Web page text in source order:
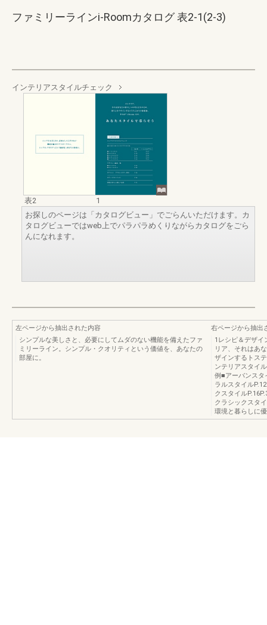
ファミリーラインi-Roomカタログ 表2-1(2-3)
インテリアスタイルチェック
表2
1
お探しのページは「カタログビュー」でごらんいただけます。カ
タログビューではweb上でパラパラめくりながらカタログをごら
んになれます。
左ページから抽出された内容
シンプルな美しさと、必要にしてムダのない機能を備えたファ
ミリーライン。シンプル・クオリティという価値を、あなたの
部屋に。
右ページから抽出
1レシピ＆デザ
リア、それはあ
ザインするトス
ンテリアスタイ
例■アーバンスタ
ラルスタイル
クスタイル
クラシックスタ
環境と暮らしに